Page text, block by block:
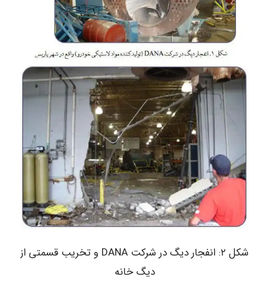
شکل ۲: انفجار دیگ در شرکت DANA و تخریب قسمتی از
دیگ خانه